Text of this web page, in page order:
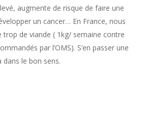
augmente de risque de faire une
un cancer… En France, nous
de viande ( 1kg/ semaine contre
par l’OMS). S’en passer une
le bon sens.